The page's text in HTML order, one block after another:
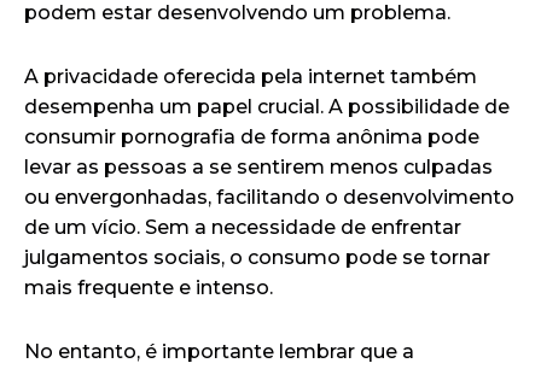
podem estar desenvolvendo um problema.
A privacidade oferecida pela internet também
desempenha um papel crucial. A possibilidade de
consumir pornografia de forma anônima pode
levar as pessoas a se sentirem menos culpadas
ou envergonhadas, facilitando o desenvolvimento
de um vício. Sem a necessidade de enfrentar
julgamentos sociais, o consumo pode se tornar
mais frequente e intenso.
No entanto, é importante lembrar que a